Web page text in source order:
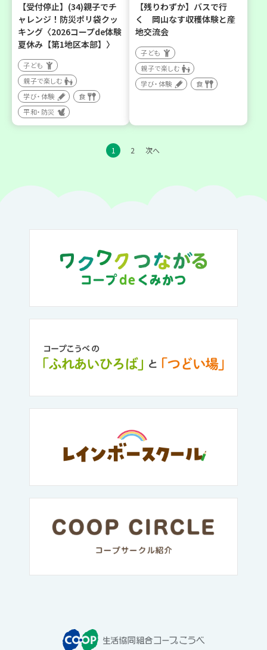
【受付停止】(34)親子でチ
ャレンジ！防災ポリ袋クッ
キング〈2026コープde体験
夏休み【第1地区本部】〉
子ども
親子で楽しむ
学び・体験
食
平和・防災
【残りわずか】バスで行
く 岡山なす収穫体験と産
地交流会
子ども
親子で楽しむ
学び・体験
食
1 2 次へ